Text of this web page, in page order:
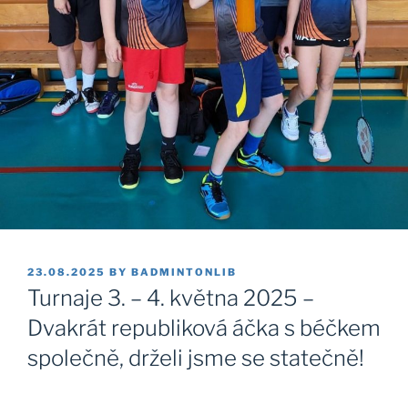
POSTED
ON
23.08.2025 BY BADMINTONLIB
Turnaje 3. – 4. května 2025 –
Dvakrát republiková áčka s béčkem
společně, drželi jsme se statečně!